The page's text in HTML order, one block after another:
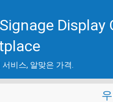
Display
서비스, 알맞은 가격.